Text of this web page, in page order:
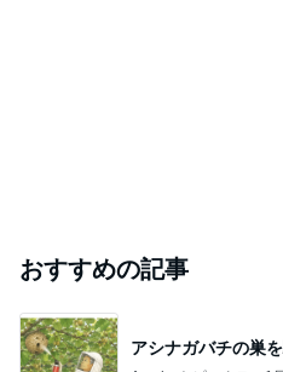
おすすめの記事
アシナガバチの巣